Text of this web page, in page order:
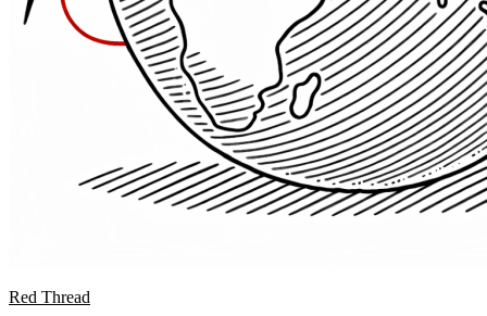
Red Thread